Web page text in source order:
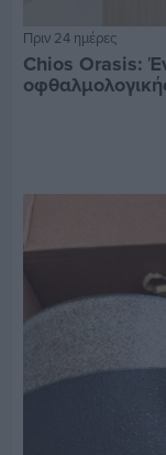
Πριν 24 ημέρες
Chios Orasis: